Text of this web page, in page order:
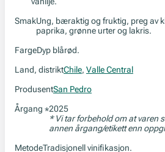
SmakUng, bæraktig og fruktig, preg av
paprika, grønne urter og lakris.
FargeDyp blårød.
Land, distriktChile, Valle Central
ProdusentSan Pedro
Årgang *2025
* Vi tar forbehold om at varen
annen årgang/etikett enn
MetodeTradisjonell vinifikasjon.